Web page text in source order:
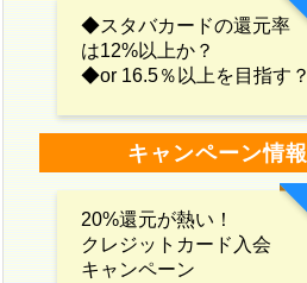
◆スタバカードの還元率
は12%以上か？
◆or 16.5％以上を目指す？
キャンペーン情報
20%還元が熱い！
クレジットカード入会
キャンペーン